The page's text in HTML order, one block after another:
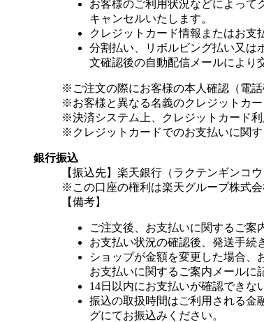
お客様のご利用状況などによって
キャンセルいたします。
クレジットカード情報またはお支
分割払い、リボルビング払い又は
文確認後の自動配信メールにより
※ご注文の際にお客様の本人確認（電
※お客様と異なる名義のクレジットカー
※決済システム上、クレジットカード利
※クレジットカードでのお支払いに関
銀行振込
【振込先】楽天銀行（ラクテンギンコ
※この口座の権利は楽天グループ株式会
【備考】
ご注文後、お支払いに関するご案
お支払い状況の確認後、発送手続
ショップが金額を変更した場合、
お支払いに関するご案内メールに
14日以内にお支払いが確認できな
振込の取扱時間はご利用される金
グにてお振込みください。